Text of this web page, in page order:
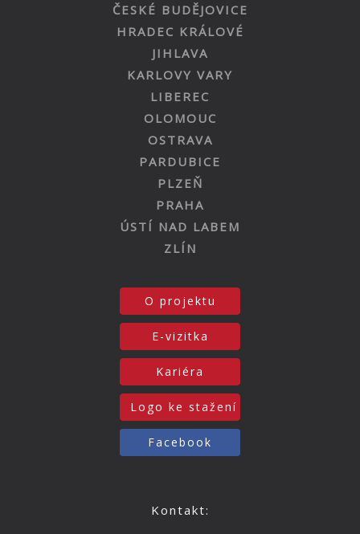
ČESKÉ BUDĚJOVICE
HRADEC KRÁLOVÉ
JIHLAVA
KARLOVY VARY
LIBEREC
OLOMOUC
OSTRAVA
PARDUBICE
PLZEŇ
PRAHA
ÚSTÍ NAD LABEM
ZLÍN
O projektu
E-vizitka
Kariéra
Logo ke stažení
Facebook
Kontakt: